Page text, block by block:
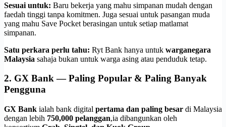
Sesuai untuk: Baru bekerja yang mahu simpanan mudah dengan
faedah tinggi tanpa komitmen. Juga sesuai untuk pasangan muda
yang mahu Save Pocket berasingan untuk setiap matlamat
simpanan.
Satu perkara perlu tahu: Ryt Bank hanya untuk warganegara
Malaysia sahaja bukan untuk warga asing atau penduduk tetap.
2. GX Bank — Paling Popular & Paling Banyak
Pengguna
GX Bank ialah bank digital pertama dan paling besar di Malaysia
dengan lebih 750,000 pelanggan,ia dibangunkan oleh